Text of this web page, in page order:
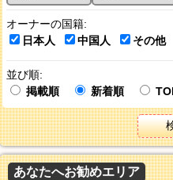
オーナーの国籍:
日本人
中国人 その他
並び順:
掲載順
新着順
あなたへお勧めエリア